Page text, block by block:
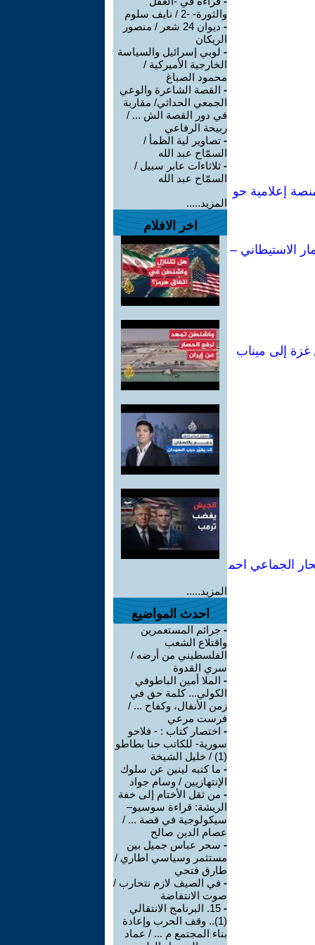
من إحدى أبرز مفكرات اليسار الإيطالي إلى أكثر من 80 منصة إعلامية حو
الاستيطاني –
غزة إلى ميناب
الجماعي احم
والثورة- -2 / نايف سلوم
-
ديوان 24 شعر / منصور
الريكان
- لوبي إسرائيل والسياسة
الخارجية الأميركية /
محمود الصباغ
- القصة الشاعرة والوعي
الجمعي الحداثي/ مقاربة
في دور القصة الش ... /
ربيحة الرفاعي
- تصاوير لية الظمأ /
السمّاح عبد الله
- ثلاثاءات عابر سبيل /
السمّاح عبد الله
المزيد.....
اخر الافلام
المزيد.....
احدث المواضيع
- جرائم المستعمرين
واقتلاع الشعب
الفلسطيني من أرضه /
سري القدوة
- الملا أمين الباطوفي
الكولي... كلمة حق في
زمن الأنفال، وكفاح ... /
فرست مرعي
- اختصار كتاب : - فلاحو
سورية- للكاتب حنا بطاطو
(1) / خليل الشيخة
- ما كتبه لينين عن سلوك
الإنتهازيين / وسام جواد
- من ثقل الأختام إلى خفة
الريشة: قراءة سوسيو–
سيكولوجية في قصة ... /
عصام الدين صالح
- سحر عباس جميل بين
مستثمر وسياسي اطاري /
طارق فتحي
- في الصيف لازم نتحارب /
صوت الانتفاضة
-
15. البرنامج الانتقالي
(1).. وقف الحرب وإعادة
بناء المجتمع م ... / عماد